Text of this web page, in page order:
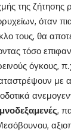
της ζήτησης
όταν
τους, θα
τόσο
όγκους,
με
,